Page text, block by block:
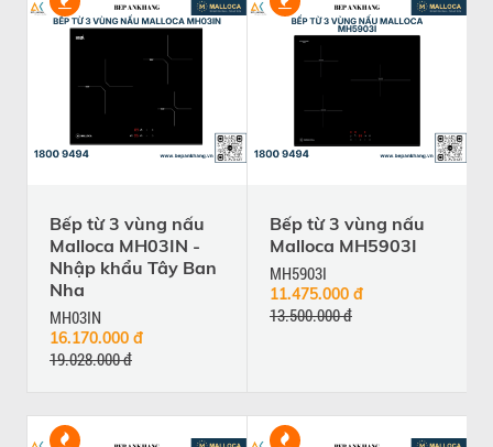
Bếp từ 3 vùng nấu
Malloca MH03IN -
Nhập khẩu Tây Ban
Nha
MH03IN
16.170.000 đ
19.028.000 đ
Bếp từ 3 vùng nấu
Malloca MH5903I
MH5903I
11.475.000 đ
13.500.000 đ